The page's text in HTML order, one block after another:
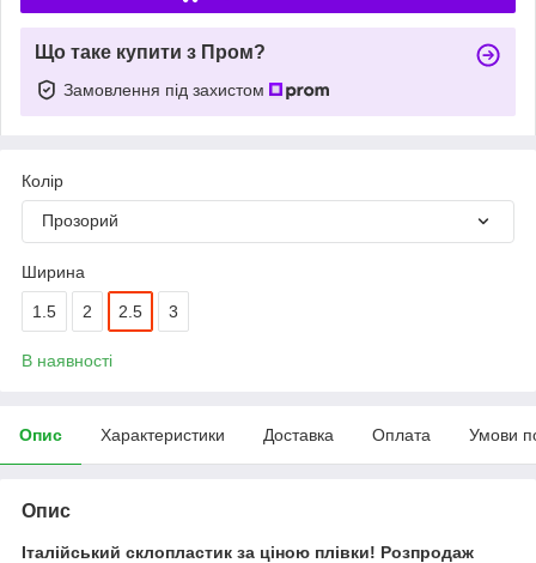
Що таке купити з Пром?
Замовлення під захистом
Колір
Прозорий
Ширина
1.5 2 2.5 3
В наявності
Опис Характеристики Доставка Оплата Умови
Опис
Італійський склопластик за ціною плівки! Розпродаж